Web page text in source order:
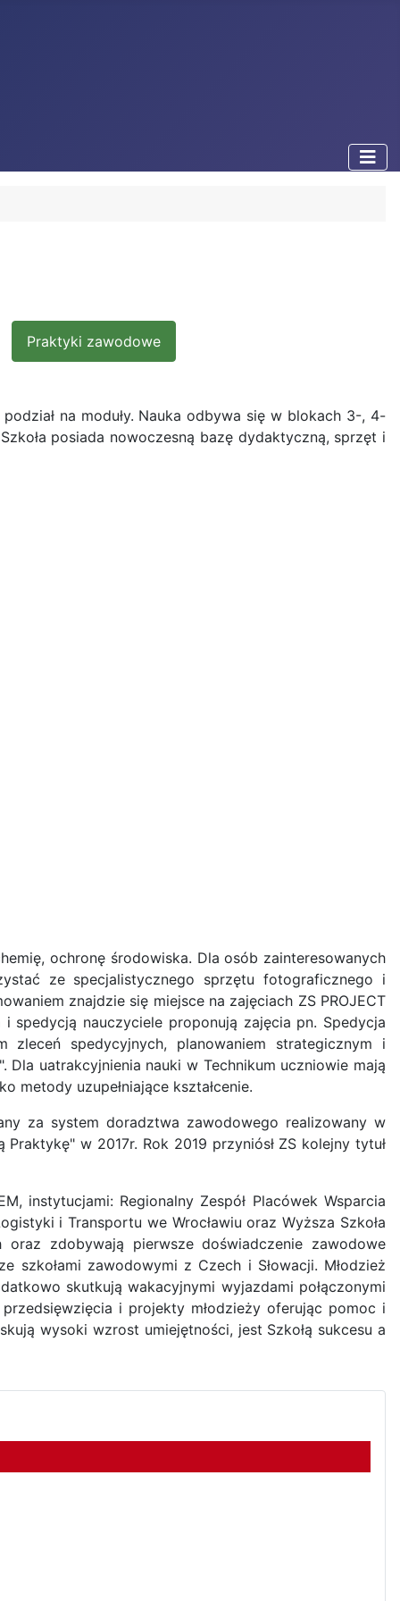
Praktyki zawodowe
na moduły. Nauka odbywa się w blokach 3-, 4-
posiada nowoczesną bazę dydaktyczną, sprzęt i
ochronę środowiska. Dla osób zainteresowanych
ze specjalistycznego sprzętu fotograficznego i
znajdzie się miejsce na zajęciach ZS PROJECT
spedycją nauczyciele proponują zajęcia pn. Spedycja
spedycyjnych, planowaniem strategicznym i
uatrakcyjnienia nauki w Technikum uczniowie mają
metody uzupełniające kształcenie.
za system doradztwa zawodowego realizowany w
w 2017r. Rok 2019 przyniósł ZS kolejny tytuł
instytucjami: Regionalny Zespół Placówek Wsparcia
i Transportu we Wrocławiu oraz Wyższa Szkoła
zdobywają pierwsze doświadczenie zawodowe
szkołami zawodowymi z Czech i Słowacji. Młodzież
skutkują wakacyjnymi wyjazdami połączonymi
i projekty młodzieży oferując pomoc i
wysoki wzrost umiejętności, jest Szkołą sukcesu a